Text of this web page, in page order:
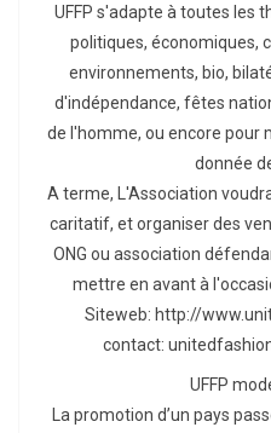
UFFP s'adapte à toutes les
politiques, économiques,
environnements, bio,
d'indépendance, fêtes
de l'homme, ou encore pour
donnée
A terme, L'Association
caritatif, et organiser des
ONG ou association
mettre en avant à
Siteweb: http://
contact:
UFFP
La promotion d’un pays